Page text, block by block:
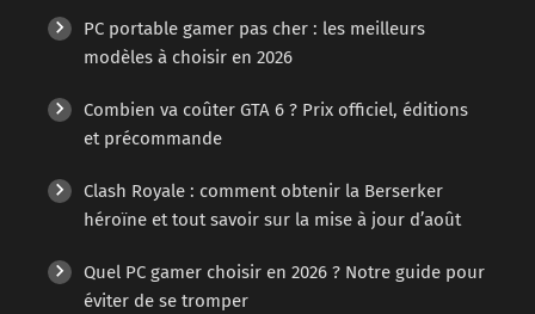
PC portable gamer pas cher : les meilleurs
modèles à choisir en 2026
Combien va coûter GTA 6 ? Prix officiel, éditions
et précommande
Clash Royale : comment obtenir la Berserker
héroïne et tout savoir sur la mise à jour d’août
Quel PC gamer choisir en 2026 ? Notre guide pour
éviter de se tromper